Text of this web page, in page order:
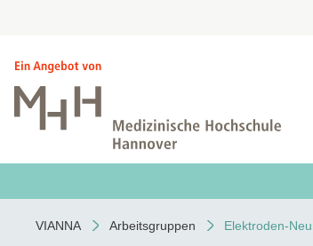
VIANNA Arbeitsgruppen Elektroden-